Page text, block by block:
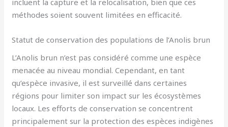
méthodes soient souvent limitées en efficacité.
Statut de conservation des populations de l’Anolis brun
L’Anolis brun n’est pas considéré comme une espèce
menacée au niveau mondial. Cependant, en tant
qu’espèce invasive, il est surveillé dans certaines
régions pour limiter son impact sur les écosystèmes
locaux. Les efforts de conservation se concentrent
principalement sur la protection des espèces indigènes